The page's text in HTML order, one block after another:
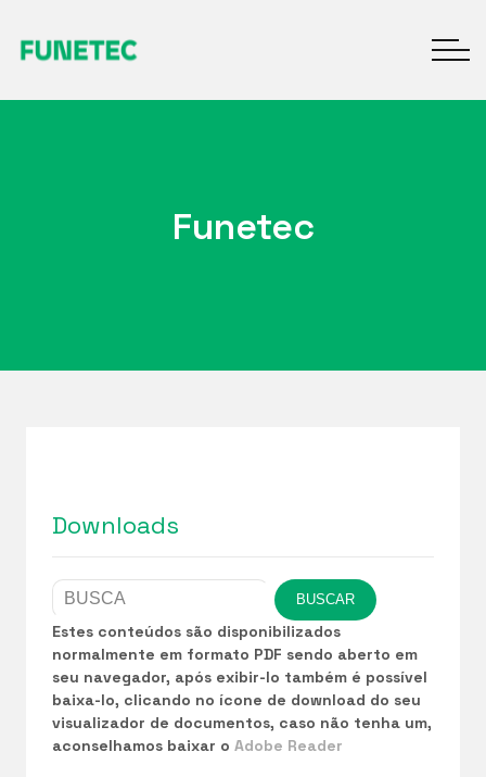
Funetec
Downloads
Estes conteúdos são disponibilizados
normalmente em formato PDF sendo aberto em
seu navegador, após exibir-lo também é possível
baixa-lo, clicando no ícone de download do seu
visualizador de documentos, caso não tenha um,
aconselhamos baixar o Adobe Reader